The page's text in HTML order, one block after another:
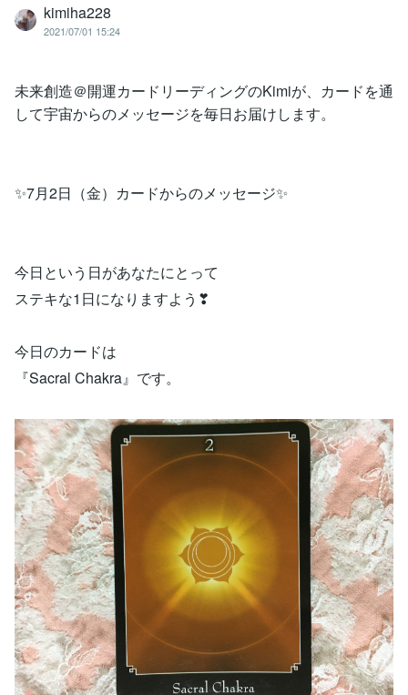
kimiha228
2021/07/01 15:24
未来創造＠開運カードリーディングのKimiが、カードを通
して宇宙からのメッセージを毎日お届けします。
✨7月2日（金）カードからのメッセージ✨
今日という日があなたにとって
ステキな1日になりますよう❣
今日のカードは
『Sacral Chakra』です。